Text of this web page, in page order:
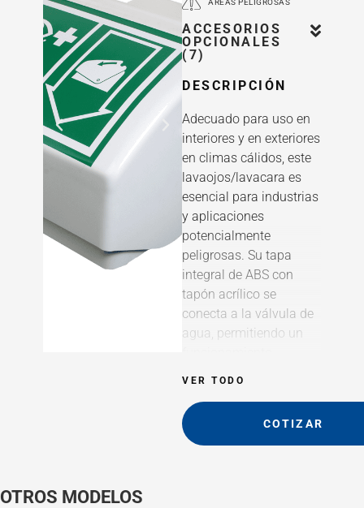
ÁREAS PELIGROSAS
ACCESORIOS
OPCIONALES
(7)
DESCRIPCIÓN
Adecuado para uso en
interiores y en exteriores
en climas cálidos, este
lavaojos/lavacara es
esencial para industrias
y aplicaciones
potencialmente
peligrosas. Su tapa
integral de ABS con
tapón acrílico se
conecta a la válvula de
agua, permitiendo un
La unidad ofrece
resistencia química y a
los rayos UV, así como
VER TODO
COTIZAR
OTROS MODELOS